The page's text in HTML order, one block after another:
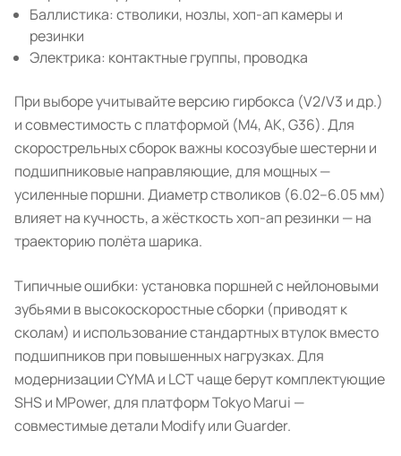
Баллистика: стволики, нозлы, хоп-ап камеры и
резинки
Электрика: контактные группы, проводка
При выборе учитывайте версию гирбокса (V2/V3 и др.)
и совместимость с платформой (M4, AK, G36). Для
скорострельных сборок важны косозубые шестерни и
подшипниковые направляющие, для мощных —
усиленные поршни. Диаметр стволиков (6.02–6.05 мм)
влияет на кучность, а жёсткость хоп-ап резинки — на
траекторию полёта шарика.
Типичные ошибки: установка поршней с нейлоновыми
зубьями в высокоскоростные сборки (приводят к
сколам) и использование стандартных втулок вместо
подшипников при повышенных нагрузках. Для
модернизации CYMA и LCT чаще берут комплектующие
SHS и MPower, для платформ Tokyo Marui —
совместимые детали Modify или Guarder.